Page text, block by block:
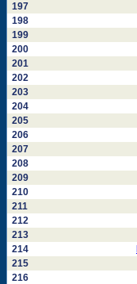
197
198
199
200
201
202
203
204
205
206
207
208
209
210
211
212
213
214
215
216